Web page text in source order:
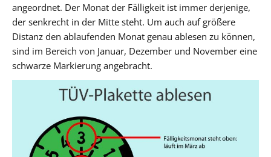
angeordnet. Der Monat der Fälligkeit ist immer derjenige,
der senkrecht in der Mitte steht. Um auch auf größere
Distanz den ablaufenden Monat genau ablesen zu können,
sind im Bereich von Januar, Dezember und November eine
schwarze Markierung angebracht.